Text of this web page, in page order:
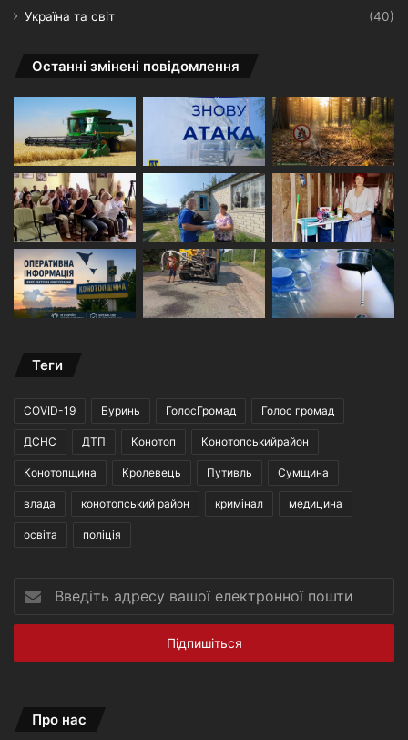
Україна та світ
(40)
Останні змінені повідомлення
Теги
COVID-19 Буринь ГолосГромад Голос громад
ДСНС ДТП Конотоп Конотопськийрайон
Конотопщина Кролевець Путивль Сумщина
влада конотопський район кримінал медицина
освіта поліція
адресу
вашої
пошти
Про нас